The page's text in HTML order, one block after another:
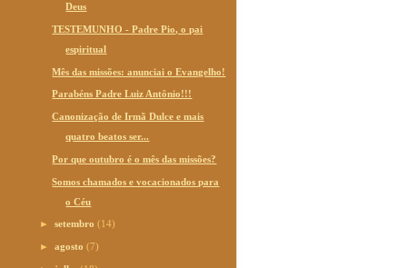
Deus
TESTEMUNHO - Padre Pio, o pai
espiritual
Mês das missões: anunciai o Evangelho!
Parabéns Padre Luiz Antônio!!!
Canonização de Irmã Dulce e mais
quatro beatos ser...
Por que outubro é o mês das missões?
Somos chamados e vocacionados para
o Céu
►setembro(14)
►agosto(7)